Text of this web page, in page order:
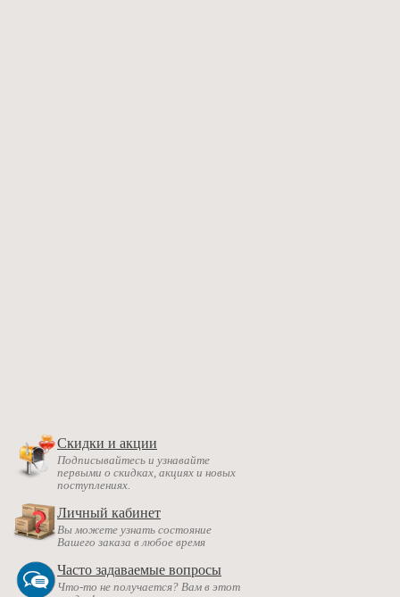
Скидки и акции
Подписывайтесь и узнавайте
первыми о скидках, акциях и новых
поступлениях.
Личный кабинет
Вы можете узнать состояние
Вашего заказа в любое время
Часто задаваемые вопросы
Что-то не получается? Вам в этот